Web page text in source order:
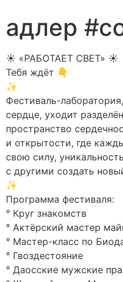
адлер
☀️ «РАБОТАЕТ СВЕТ» ☀️
Тебя ждёт 👇
✨
Фестиваль-
сердце, уходит
пространство
и открытости, где
свою силу,
с другими создать
✨
Программа фестиваля:
° Круг знакомств
° Актёрский мастер
° Мастер-класс по
° Гвоздестояние
° Даосские мужские